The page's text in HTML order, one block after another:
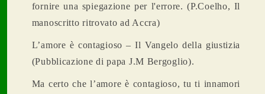
fornire una spiegazione per l'errore. (P.Coelho, Il
manoscritto ritrovato ad Accra)
L’amore è contagioso – Il Vangelo della giustizia
(Pubblicazione di papa J.M Bergoglio).
Ma certo che l’amore è contagioso, tu ti innamori